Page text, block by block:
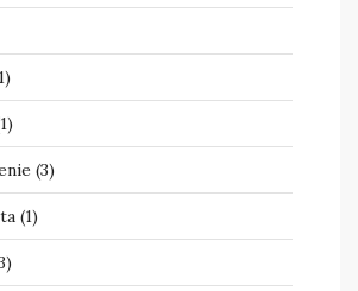
(3)
(1)